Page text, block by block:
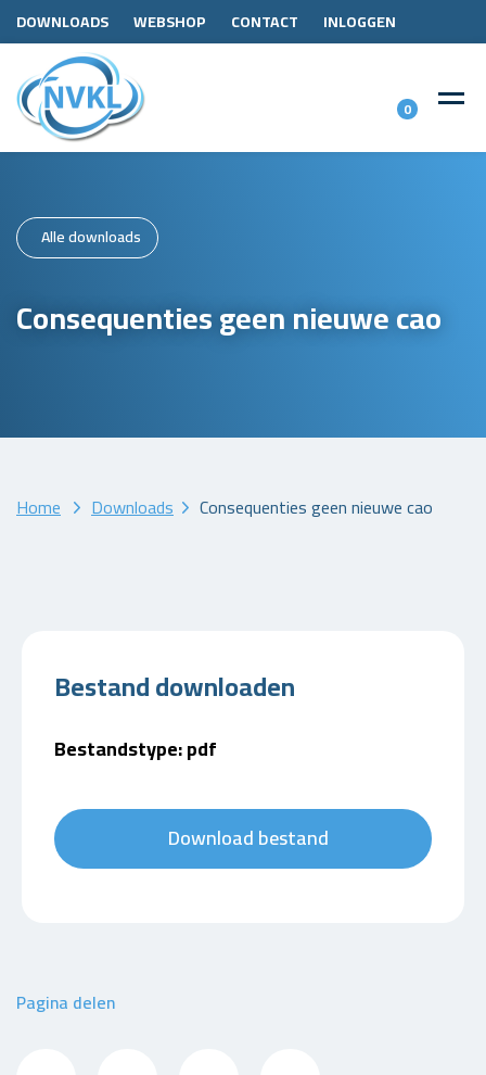
DOWNLOADS WEBSHOP CONTACT INLOGGEN
0
Alle downloads
Consequenties geen nieuwe cao
Home Downloads Consequenties geen nieuwe cao
Bestand downloaden
Bestandstype: pdf
Download bestand
Pagina delen